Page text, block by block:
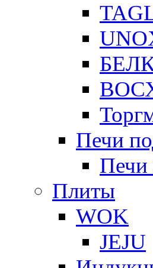
Печи
Печи
Плиты
WOK
JEJU